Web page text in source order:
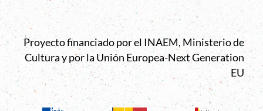
Proyecto financiado por el INAEM, Ministerio de
Cultura y por la Unión Europea-Next Generation
EU